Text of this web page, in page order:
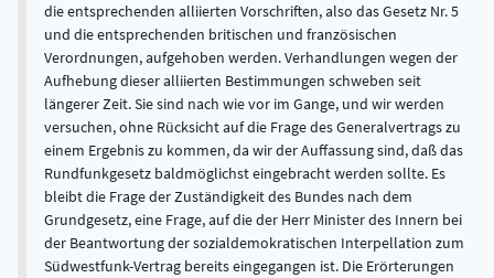
die entsprechenden alliierten Vorschriften, also das Gesetz Nr. 5
und die entsprechenden britischen und französischen
Verordnungen, aufgehoben werden. Verhandlungen wegen der
Aufhebung dieser alliierten Bestimmungen schweben seit
längerer Zeit. Sie sind nach wie vor im Gange, und wir werden
versuchen, ohne Rücksicht auf die Frage des Generalvertrags zu
einem Ergebnis zu kommen, da wir der Auffassung sind, daß das
Rundfunkgesetz baldmöglichst eingebracht werden sollte. Es
bleibt die Frage der Zuständigkeit des Bundes nach dem
Grundgesetz, eine Frage, auf die der Herr Minister des Innern bei
der Beantwortung der sozialdemokratischen Interpellation zum
Südwestfunk-Vertrag bereits eingegangen ist. Die Erörterungen